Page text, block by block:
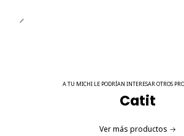
A TU MICHI LE PODRÍAN INTERESAR OTROS
Catit
Ver más productos